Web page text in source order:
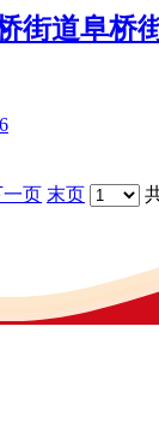
街道阜桥
一页 末页